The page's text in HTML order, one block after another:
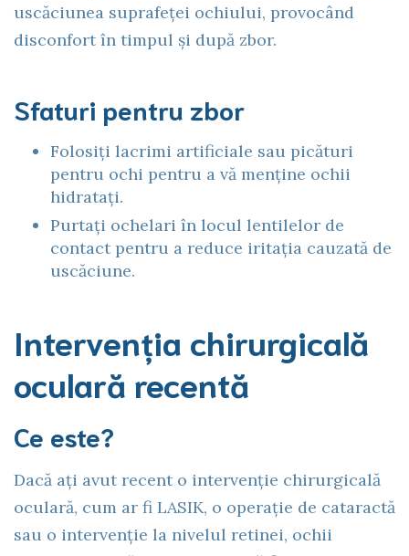
uscăciunea suprafeței ochiului, provocând
disconfort în timpul și după zbor.
Sfaturi pentru zbor
Folosiți lacrimi artificiale sau picături
pentru ochi pentru a vă menține ochii
hidratați.
Purtați ochelari în locul lentilelor de
contact pentru a reduce iritația cauzată de
uscăciune.
Intervenția chirurgicală
oculară recentă
Ce este?
Dacă ați avut recent o intervenție chirurgicală
oculară, cum ar fi LASIK, o operație de cataractă
sau o intervenție la nivelul retinei, ochii